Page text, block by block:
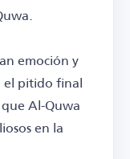
emoción y
el pitido final
Al-Quwa
en la